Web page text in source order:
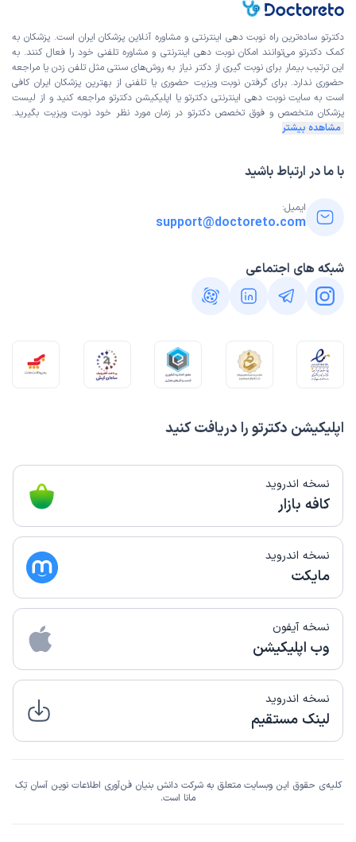
اپلیکیشن دکترتو را دریافت کنید
نسخه اندروید
کافه بازار
نسخه اندروید
مایکت
نسخه آیفون
وب اپلیکیشن
نسخه اندروید
لینک مستقیم
دکترتو ساده‌ترین راه نوبت‌ دهی اینترنتی و مشاوره آنلاین پزشکان ایران است. پزشکان به
کمک دکترتو می‌توانند امکان نوبت دهی اینترنتی و مشاوره تلفنی خود را فعال کنند. به
این ترتیب بیمار برای نوبت گیری از دکتر نیاز به روش‌های سنتی مثل تلفن زدن یا مراجعه
حضوری ندارد. برای گرفتن نوبت ویزیت حضوری یا تلفنی از بهترین پزشکان ایران کافی
است به سایت نوبت دهی اینترنتی دکترتو یا اپلیکیشن دکترتو مراجعه کنید و از لیست
پزشکان متخصص و فوق تخصص دکترتو در زمان مورد نظر خود نوبت ویزیت بگیرید.
مشاهده بیشتر
با ما در ارتباط باشید
ایمیل:
support@doctoreto.com
شبکه های اجتماعی
کلیه‌ی حقوق این وبسایت متعلق به شرکت دانش بنیان فن‌آوری اطلاعات نوین آسان تِک
مانا است.